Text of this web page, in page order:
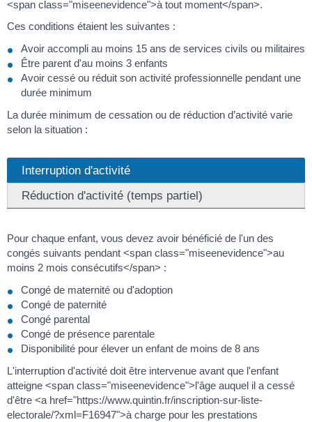
<span class="miseenevidence">à tout moment</span>.
Ces conditions étaient les suivantes :
Avoir accompli au moins 15 ans de services civils ou militaires
Être parent d'au moins 3 enfants
Avoir cessé ou réduit son activité professionnelle pendant une
durée minimum
La durée minimum de cessation ou de réduction d’activité varie
selon la situation :
Interruption d'activité
Réduction d'activité (temps partiel)
Pour chaque enfant, vous devez avoir bénéficié de l'un des
congés suivants pendant <span class="miseenevidence">au
moins 2 mois consécutifs</span> :
Congé de maternité ou d'adoption
Congé de paternité
Congé parental
Congé de présence parentale
Disponibilité pour élever un enfant de moins de 8 ans
L'interruption d'activité doit être intervenue avant que l'enfant
atteigne <span class="miseenevidence">l'âge auquel il a cessé
d'être <a href="https://www.quintin.fr/inscription-sur-liste-
electorale/?xml=F16947">à charge pour les prestations